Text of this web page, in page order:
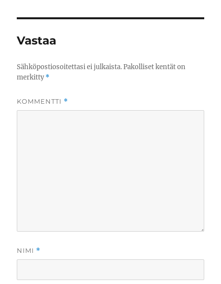
Vastaa
Sähköpostiosoitettasi ei julkaista. Pakolliset kentät on
merkitty*
KOMMENTTI *
NIMI *